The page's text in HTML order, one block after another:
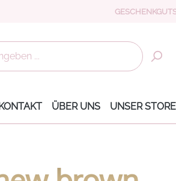
ÜBER UNS UNSER STORE